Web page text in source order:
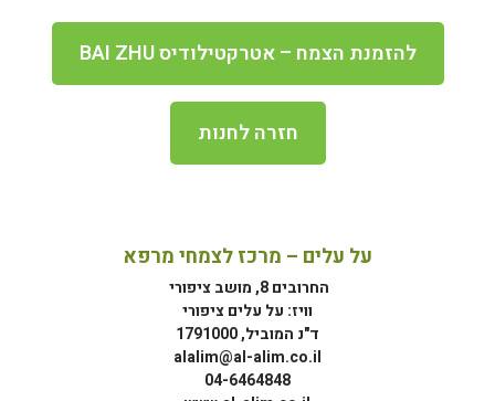
להזמנת הצמח – אטרקטילודיס BAI ZHU
חזרה לחנות
על עלים – מרכז לצמחי מרפא
החרובים 8, מושב ציפורי
וויז: על עלים ציפורי
ד"נ המוביל, 1791000
alalim@al-alim.co.il
04-6464848